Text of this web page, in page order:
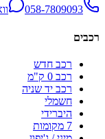
058-7809093
רכבים
רכב חדש
רכב 0 ק"מ
רכב יד שניה
חשמלי
היברידי
7 מקומות